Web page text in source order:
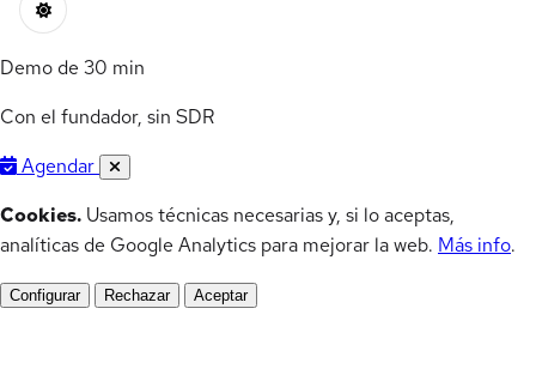
Demo de 30 min
Con el fundador, sin SDR
Agendar
Cookies. Usamos técnicas necesarias y, si lo aceptas,
analíticas de Google Analytics para mejorar la web. Más info.
Configurar Rechazar Aceptar